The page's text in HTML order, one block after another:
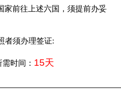
家前往上述六国，须提前办妥
者须办理签证:
时间： 15天